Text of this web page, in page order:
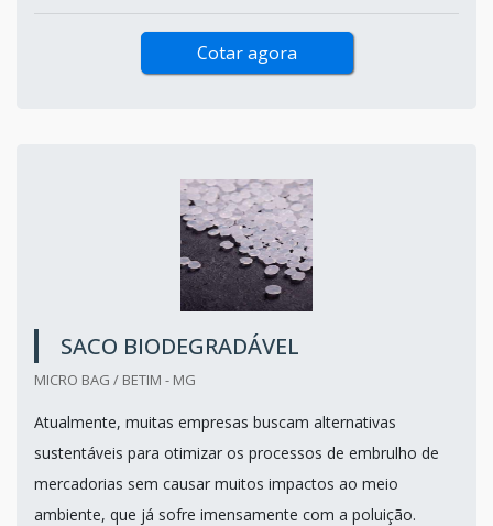
Cotar agora
SACO BIODEGRADÁVEL
MICRO BAG / BETIM - MG
Atualmente, muitas empresas buscam alternativas
sustentáveis para otimizar os processos de embrulho de
mercadorias sem causar muitos impactos ao meio
ambiente, que já sofre imensamente com a poluição.